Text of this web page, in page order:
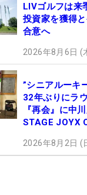
LIVゴルフは
投資家を獲得
合意へ
2026年8月6日 (
”シニアルーキ
32年ぶりにラ
『再会』に中
STAGE JOYX
2026年8月2日 (